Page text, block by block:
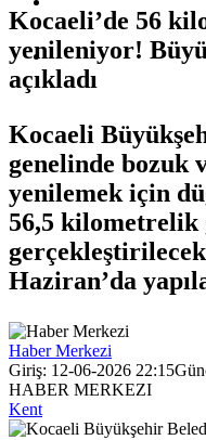
SAĞLIK
Kocaeli’de 56
yenileniyor!
açıkladı
Kocaeli
genelinde bozuk
yenilemek için
56,5 kilometrelik
Haziran’da
Haber Merkezi
Giriş: 12-06-2026 22:15
HABER MERKEZI
Kent